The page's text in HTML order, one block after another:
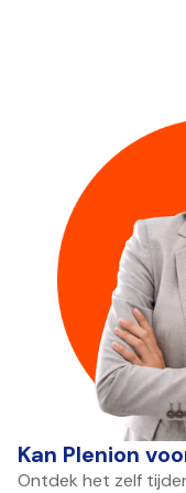
Kan Plenion
Ontdek het zelf